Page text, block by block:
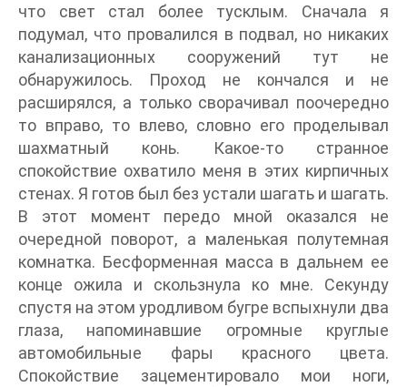
что свет стал более тусклым. Сначала я
подумал, что провалился в подвал, но никаких
канализационных сооружений тут не
обнаружилось. Проход не кончался и не
расширялся, а только сворачивал поочередно
то вправо, то влево, словно его проделывал
шахматный конь. Какое-то странное
спокойствие охватило меня в этих кирпичных
стенах. Я готов был без устали шагать и шагать.
В этот момент передо мной оказался не
очередной поворот, а маленькая полутемная
комнатка. Бесформенная масса в дальнем ее
конце ожила и скользнула ко мне. Секунду
спустя на этом уродливом бугре вспыхнули два
глаза, напоминавшие огромные круглые
автомобильные фары красного цвета.
Спокойствие зацементировало мои ноги,